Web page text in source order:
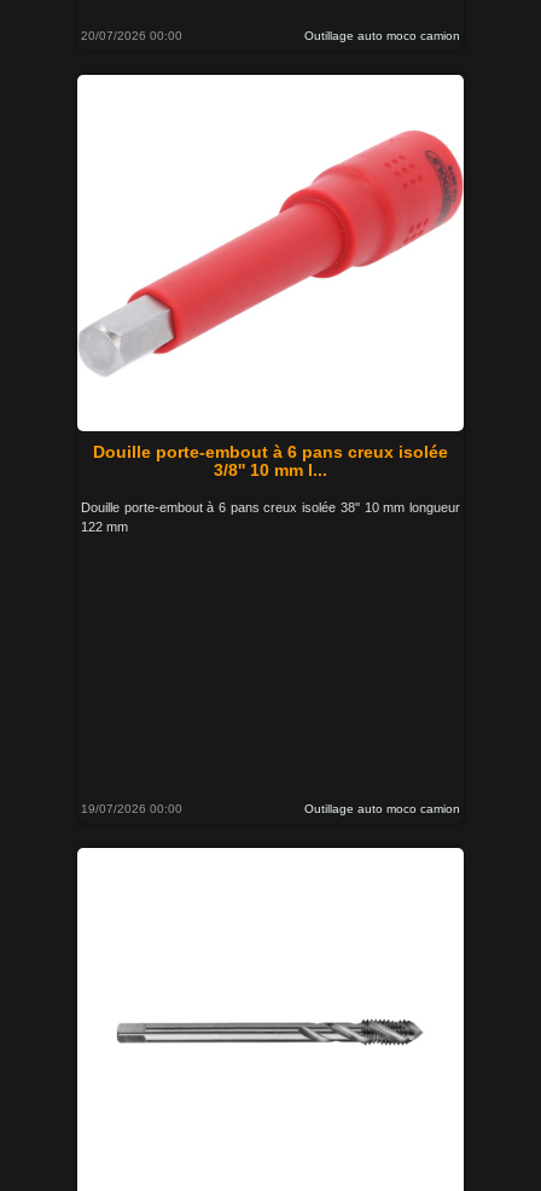
20/07/2026 00:00 Outillage auto moco camion
Douille porte-embout à 6 pans creux isolée
3/8'' 10 mm l...
Douille porte-embout à 6 pans creux isolée 38'' 10 mm longueur
122 mm
19/07/2026 00:00 Outillage auto moco camion